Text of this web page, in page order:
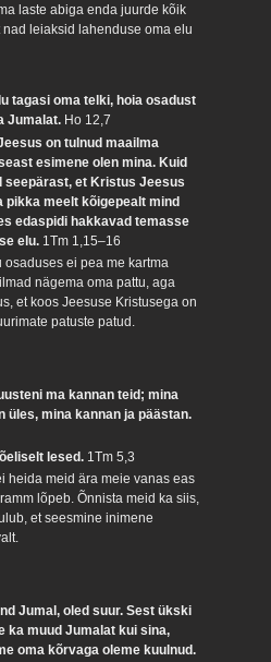
laste abiga enda juurde kõik
leiaksid lahenduse oma elu
tagasi oma telki, hoia osadust
Jumalat. Ho 12,7
on tulnud maailma
esimene olen mina. Kuid
seepärast, et Kristus Jeesus
pikka meelt kõigepealt mind
edaspidi hakkavad temasse
elu. 1Tm 1,15–16
osaduses ei pea me kartma
nägema oma pattu, aga
et koos Jeesuse Kristusega on
patuste patud.
ma kannan teid; mina
üles, mina kannan ja päästan.
lesed. 1Tm 5,3
heida meid ära meie vanas eas
lõpeb. Õnnista meid ka siis,
et seesmine inimene
Jumal, oled suur. Sest ükski
ka muud Jumalat kui sina,
oma kõrvaga oleme kuulnud.